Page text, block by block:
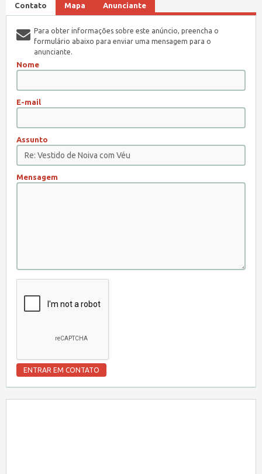
Contato Mapa Anunciante
Para obter informações sobre este anúncio, preencha o
formulário abaixo para enviar uma mensagem para o
anunciante.
Nome
E-mail
Assunto
Mensagem